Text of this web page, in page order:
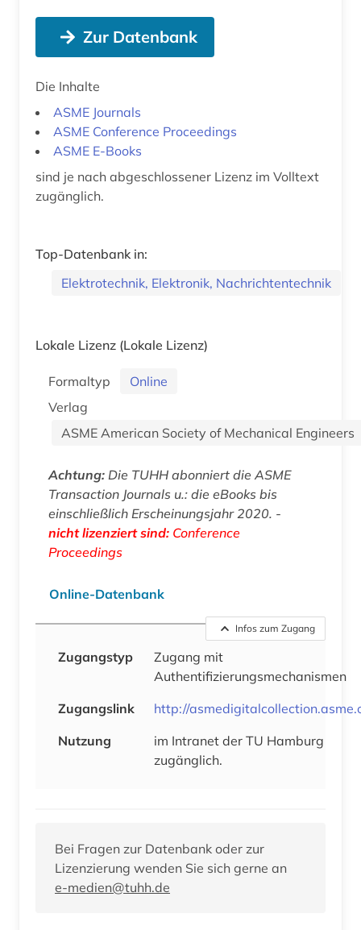
Zur Datenbank
Die Inhalte
ASME Journals
ASME Conference Proceedings
ASME E-Books
sind je nach abgeschlossener Lizenz im Volltext
zugänglich.
Top-Datenbank in:
Elektrotechnik, Elektronik, Nachrichtentechnik
Lokale Lizenz (Lokale Lizenz)
Formaltyp
Online
Verlag
ASME American Society of Mechanical Engineers
Achtung: Die TUHH abonniert die ASME
Transaction Journals u.: die eBooks bis
einschließlich Erscheinungsjahr 2020. -
nicht lizenziert sind:
Proceedings
Online-Datenbank
Infos zum Zugang
Zugangstyp
Zugang mit
Authentifizierungsmechanismen
Zugangslink
http://
Nutzung
im Intranet der TU Hamburg
zugänglich.
Bei Fragen zur Datenbank oder zur
Lizenzierung wenden Sie sich gerne an
e-medien@tuhh.de